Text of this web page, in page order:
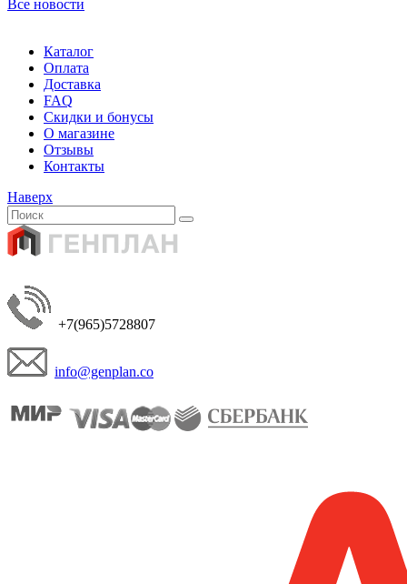
Все новости
Каталог
Оплата
Доставка
FAQ
Скидки и бонусы
О магазине
Отзывы
Контакты
Наверх
+7(965)5728807
info@genplan.co